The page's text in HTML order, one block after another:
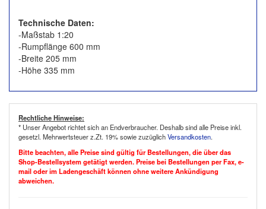
Technische Daten:
-Maßstab 1:20
-Rumpflänge 600 mm
-Breite 205 mm
-Höhe 335 mm
Rechtliche Hinweise:
* Unser Angebot richtet sich an Endverbraucher. Deshalb sind alle Preise inkl.
gesetzl. Mehrwertsteuer z.Zt. 19% sowie zuzüglichVersandkosten.
Bitte beachten, alle Preise sind gültig für Bestellungen, die über das
Shop-Bestellsystem getätigt werden. Preise bei Bestellungen per Fax, e-
mail oder im Ladengeschäft können ohne weitere Ankündigung
abweichen.